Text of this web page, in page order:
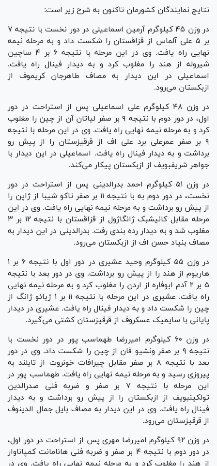
نتایج نمایندگان کشورمان تاکنون به شرح زیر است:
در وزن ۴۵ کیلوگرم آرمین اسماعیلی در دور نخست با نتیجه ۷
بر ۵ علی آلماس از قزاقستان را شکست داد و به مرحله نیمه
نهایی راه یافت. وی در این مرحله با نتیجه ۶ بر ۴ ساچین
شیروله از هند را مغلوب کرد و به دیدار فینال راه یافت.
اسماعیلی در این دیدار به مصاف طاهرجان کریموف از
ازبکستان می‌رود.
در وزن ۴۸ کیلوگرم علی اسماعیلی پس از استراحت در دور
اول، در دور دوم با نتیجه ۹ بر صفر لیاتان آن از چین را مغلوب
کرد و به مرحله نیمه نهایی راه یافت. وی در این مرحله با نتیجه
۹ بر صفر عمرعلی برد علی اف از قرقیزستان را از پیش رو
برداشت و به دیدار فینال راه یافت. اسماعیلی در این دیدار با
جواهر شریفبویف از ازبکستان پیکار می‌کند.
در وزن ۵۱ کیلوگرم احمد بدرالدینی پس از استراحت در دور
نخست، در دور دوم به با نتیجه ۱۱ بر صفر تاکو شیبا از ژاپن را
از پیش رو برداشت و به مرحله نیمه نهایی راه یافت. وی در این
مرحله مقابل کانیشبک ژانگاژول از قزاقستان با نتیجه ۱۲ بر ۳
مغلوب شد و به دیدار رده بندی رفت. بدرالدینی در این دیدار به
مصاف بنیاد حسن اف از ازبکستان می‌رود.
در وزن ۵۵ کیلوگرم وحید عشیری در دور اول با نتیجه ۶ بر ۱
هاریوم از هند را از پیش رو برداشت. وی در دور بعد با نتیجه
۵ بر ۲ آدم ابوفاره از اردن را مغلوب کرد و به مرحله نیمه نهایی
راه یافت. عشیری در این مرحله با نتیجه ۱۱ بر ۱ ژیائو ژانگ از
چین را شکست داد و به دیدار فینال راه یافت. عشیری در دیدار
پایانی با سایمیک عسکروف از قرقیزستان کشتی می‌گیرد.
در وزن ۶۰ کیلوگرم امیررضا طهماسب پور در دور نخست با
نتیجه ۹ بر صفر ونشیو فان از چین را شکست داد. وی در دور
بعد با نتیجه ۸ بر صفر مقابل چیرافات خونروت از تایلند به
پیروزی رسید و به مرحله نیمه نهایی راه یافت. طهماسب پور در
این مرحله با نتیجه ۷ بر صفر و ضربه فنی صدرالدین
تولکینبویف از ازبکستان را از پیش رو برداشت و به دیدار
فینال راه یافت. وی در این دیدار به مصاف بایل جمال الدینوف
از قرقیزستان می‌رود.
در وزن ۹۲ کیلوگرم امیررضا مهری پس از استراحت در دور اول،
در دور دوم با نتیجه ۴ بر صفر و ضربه فنی هانامانت کمپاناوار
از هند را مغلوب کرد و به مرحله نیمه نهایی راه یافت. وی در